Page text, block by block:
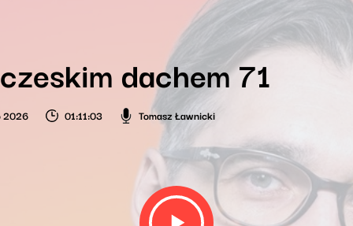
dachem 71
2026 01:11:03 Tomasz Ławnicki